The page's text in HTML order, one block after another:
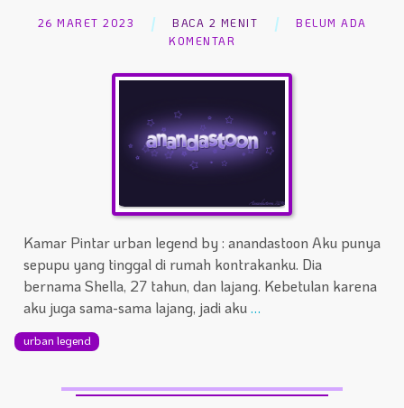
26 MARET 2023 BACA 2 MENIT
BELUM ADA
KOMENTAR
Kamar Pintar urban legend by : anandastoon Aku punya
sepupu yang tinggal di rumah kontrakanku. Dia
bernama Shella, 27 tahun, dan lajang. Kebetulan karena
aku juga sama-sama lajang, jadi aku…
urban legend